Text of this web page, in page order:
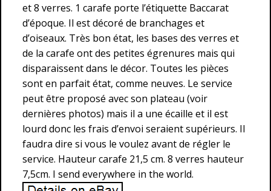
et 8 verres. 1 carafe porte l’étiquette Baccarat
d’époque. Il est décoré de branchages et
d’oiseaux. Très bon état, les bases des verres et
de la carafe ont des petites égrenures mais qui
disparaissent dans le décor. Toutes les pièces
sont en parfait état, comme neuves. Le service
peut être proposé avec son plateau (voir
dernières photos) mais il a une écaille et il est
lourd donc les frais d’envoi seraient supérieurs. Il
faudra dire si vous le voulez avant de régler le
service. Hauteur carafe 21,5 cm. 8 verres hauteur
7,5cm. I send everywhere in the world.